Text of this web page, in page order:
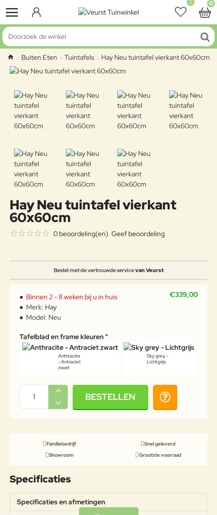
0 0
Doorzoek de winkel
home
Buiten Eten Tuintafels Hay Neu tuintafel vierkant 60x60cm
Hay Neu tuintafel vierkant
60x60cm
Bestel met de vertrouwde servicevan Veurst
0 beoordeling(en) Geef beoordeling
€339,00
Binnen 2 - 8 weken bij u in huis
Merk: Hay
Model: Neu
Tafelblad en frame kleuren
Anthracite
- Antraciet
zwart
Sky grey -
Lichtgrijs
BESTELLEN
Familiebedrijf
Snel geleverd
Showroom
Grootste voorraad
Specificaties
Specificaties en afmetingen